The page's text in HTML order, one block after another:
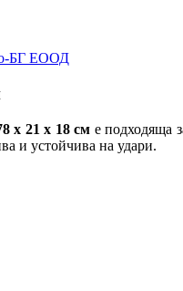
БГ ЕООД
x 21 x 18 см е подходяща
и устойчива на удари.